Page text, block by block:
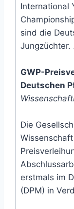
International
sind die
Jungzüchter.
GWP-
Deutschen
Die
erstmals im
(DPM) in